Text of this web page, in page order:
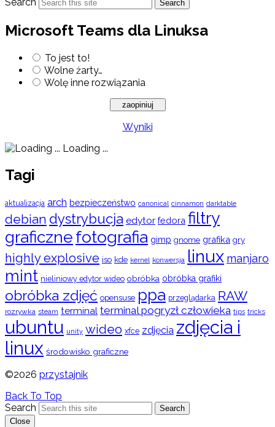
Search
Microsoft Teams dla Linuksa
To jest to!
Wolne żarty…
Wolę inne rozwiązania
Wyniki
Loading ...
Tagi
aktualizacja arch bezpieczeństwo canonical cinnamon darktable
debian dystrybucja edytor fedora filtry
graficznefotografia gimp gnome grafika gry
highly explosive iso kde kernel konwersja linux manjaro
mint nieliniowy edytor wideo obróbka obróbka grafiki
obróbka zdjęć opensuse ppa przeglądarka RAW
rozrywka steam terminal terminal pogryzł człowieka tips tricks
ubuntu unity wideo xfce zdjęcia zdjęcia i
linux środowisko graficzne
©2026 przystajnik
Back To Top
Search
Search
Close